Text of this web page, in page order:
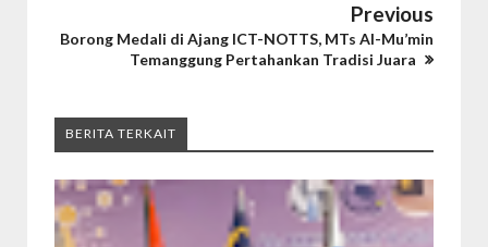
Previous
Borong Medali di Ajang ICT-NOTTS, MTs Al-Mu’min
Temanggung Pertahankan Tradisi Juara
BERITA TERKAIT